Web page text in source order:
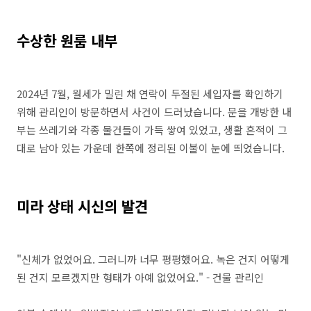
수상한 원룸 내부
2024년 7월, 월세가 밀린 채 연락이 두절된 세입자를 확인하기
위해 관리인이 방문하면서 사건이 드러났습니다. 문을 개방한 내
부는 쓰레기와 각종 물건들이 가득 쌓여 있었고, 생활 흔적이 그
대로 남아 있는 가운데 한쪽에 정리된 이불이 눈에 띄었습니다.
미라 상태 시신의 발견
"신체가 없었어요. 그러니까 너무 평평했어요. 녹은 건지 어떻게
된 건지 모르겠지만 형태가 아예 없었어요." - 건물 관리인